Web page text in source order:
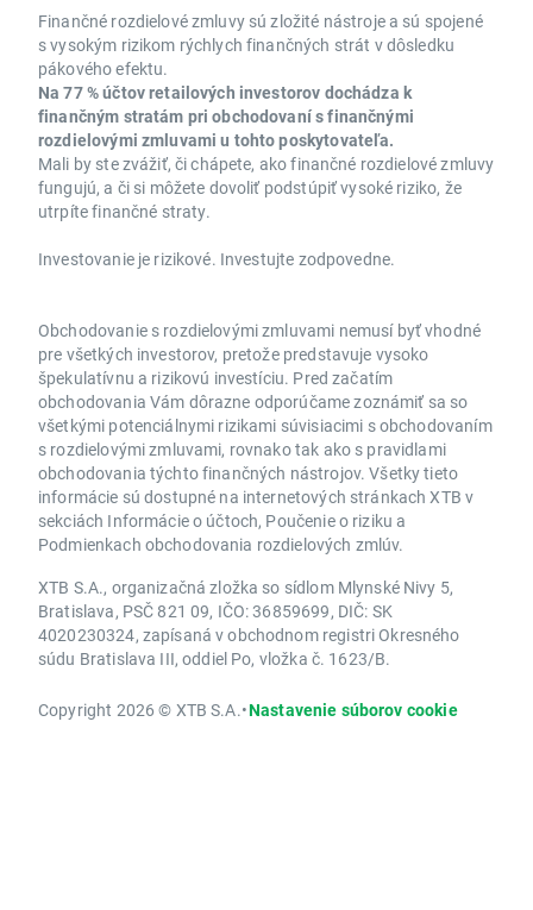
Finančné rozdielové zmluvy sú zložité nástroje a sú spojené
s vysokým rizikom rýchlych finančných strát v dôsledku
pákového efektu.
Na 77 % účtov retailových investorov dochádza k
finančným stratám pri obchodovaní s finančnými
rozdielovými zmluvami u tohto poskytovateľa.
Mali by ste zvážiť, či chápete, ako finančné rozdielové zmluvy
fungujú, a či si môžete dovoliť podstúpiť vysoké riziko, že
utrpíte finančné straty.
Investovanie je rizikové. Investujte zodpovedne.
Obchodovanie s rozdielovými zmluvami nemusí byť vhodné
pre všetkých investorov, pretože predstavuje vysoko
špekulatívnu a rizikovú investíciu. Pred začatím
obchodovania Vám dôrazne odporúčame zoznámiť sa so
všetkými potenciálnymi rizikami súvisiacimi s obchodovaním
s rozdielovými zmluvami, rovnako tak ako s pravidlami
obchodovania týchto finančných nástrojov. Všetky tieto
informácie sú dostupné na internetových stránkach XTB v
sekciách Informácie o účtoch, Poučenie o riziku a
Podmienkach obchodovania rozdielových zmlúv.
XTB S.A., organizačná zložka so sídlom Mlynské Nivy 5,
Bratislava, PSČ 821 09, IČO: 36859699, DIČ: SK
4020230324, zapísaná v obchodnom registri Okresného
súdu Bratislava III, oddiel Po, vložka č. 1623/B.
Copyright 2026 © XTB S.A.•Nastavenie súborov cookie